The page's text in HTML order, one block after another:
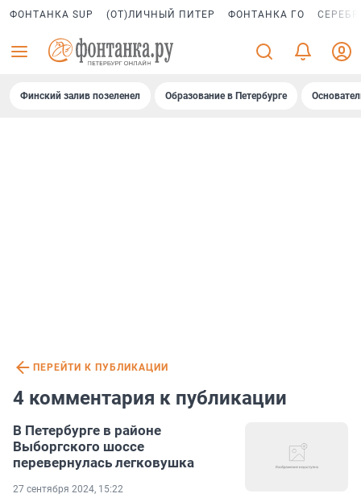
ФОНТАНКА SUP (ОТ)ЛИЧНЫЙ ПИТЕР ФОНТАНКА ГО
Финский залив позеленел Образование в Петербурге
ПЕРЕЙТИ К ПУБЛИКАЦИИ
4 комментария к публикации
В Петербурге в районе
Выборгского шоссе
перевернулась легковушка
27 сентября 2024, 15:22